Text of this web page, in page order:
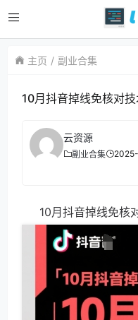
主页 副业合集
10月抖音掉线免核对
云资源
副业合集
10月抖音掉线免核